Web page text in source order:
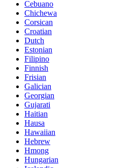
Cebuano
Chichewa
Corsican
Croatian
Dutch
Estonian
Filipino
Finnish
Frisian
Galician
Georgian
Gujarati
Haitian
Hausa
Hawaiian
Hebrew
Hmong
Hungarian